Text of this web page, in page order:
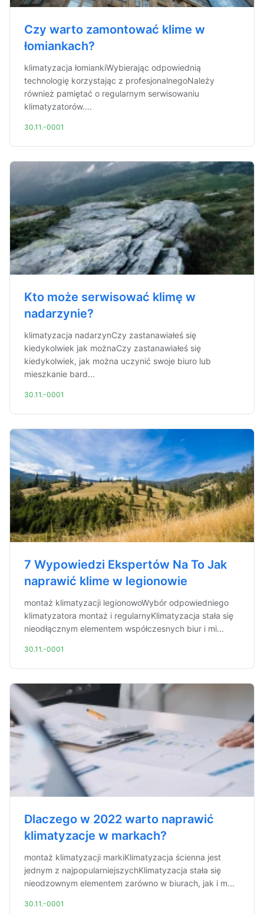
Czy warto zamontować klime w
łomiankach?
klimatyzacja łomiankiWybierając odpowiednią
technologię korzystając z profesjonalnegoNależy
również pamiętać o regularnym serwisowaniu
klimatyzatorów....
30.11.-0001
Kto może serwisować klimę w
nadarzynie?
klimatyzacja nadarzynCzy zastanawiałeś się
kiedykolwiek jak możnaCzy zastanawiałeś się
kiedykolwiek, jak można uczynić swoje biuro lub
mieszkanie bard...
30.11.-0001
7 Wypowiedzi Ekspertów Na To Jak
naprawić klime w legionowie
montaż klimatyzacji legionowoWybór odpowiedniego
klimatyzatora montaż i regularnyKlimatyzacja stała się
nieodłącznym elementem współczesnych biur i mi...
30.11.-0001
Dlaczego w 2022 warto naprawić
klimatyzacje w markach?
montaż klimatyzacji markiKlimatyzacja ścienna jest
jednym z najpopularniejszychKlimatyzacja stała się
nieodzownym elementem zarówno w biurach, jak i m...
30.11.-0001